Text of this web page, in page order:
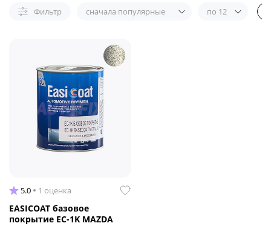
Фильтр сначала популярные по 12
5.0 1 оценка
EASICOAT базовое
покрытие EC-1K MAZDA